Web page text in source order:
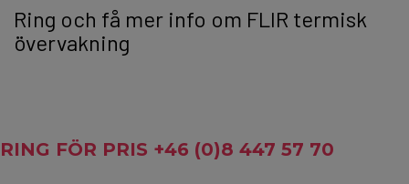
Ring och få mer info om FLIR termisk
övervakning
RING FÖR PRIS +46 (0)8 447 57 70